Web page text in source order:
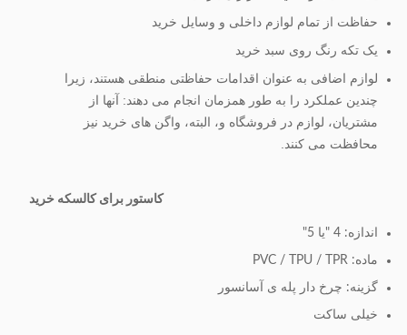
15.ODM و
OEM:
حفاظت از تمام لوازم داخلی و وسایل خرید
یک تکه رنگ روی سبد خرید
لوازم اضافی به عنوان اقدامات حفاظتی منطقی هستند، زیرا
چندین عملکرد را به طور همزمان انجام می دهند: آنها از
مشتریان، لوازم در فروشگاه و، البته، واگن های خرید نیز
محافظت می کنند.
کاستور برای کالسکه خرید
اندازه: 4 "یا 5"
ماده: PVC / TPU / TPR
گزینه: چرخ دار پله ی آسانسور
خیلی ساکت